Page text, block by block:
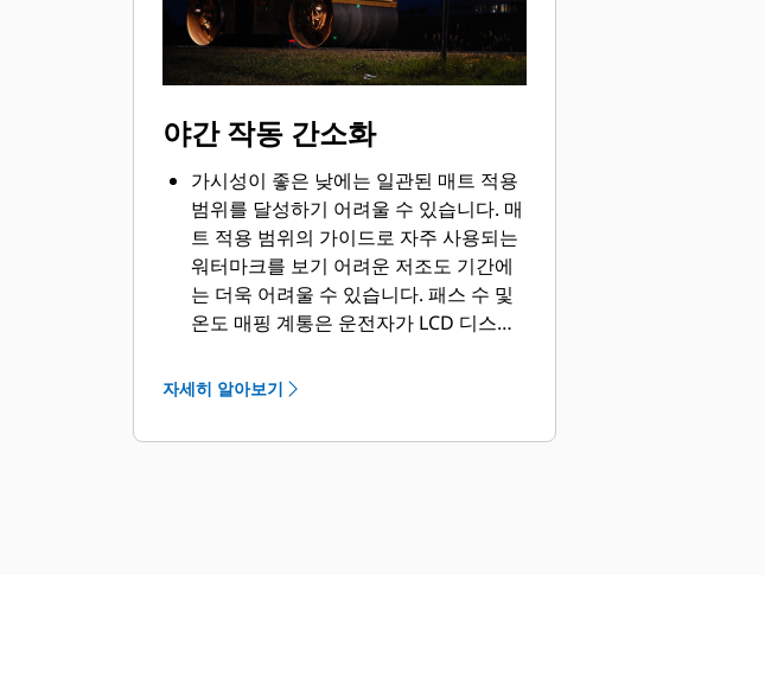
야간 작동 간소화
가시성이 좋은 낮에는 일관된 매트 적용
범위를 달성하기 어려울 수 있습니다. 매
트 적용 범위의 가이드로 자주 사용되는
워터마크를 보기 어려운 저조도 기간에
는 더욱 어려울 수 있습니다. 패스 수 및
온도 매핑 계통은 운전자가 LCD 디스플
데 도움이 됩니다.
자세히 알아보기